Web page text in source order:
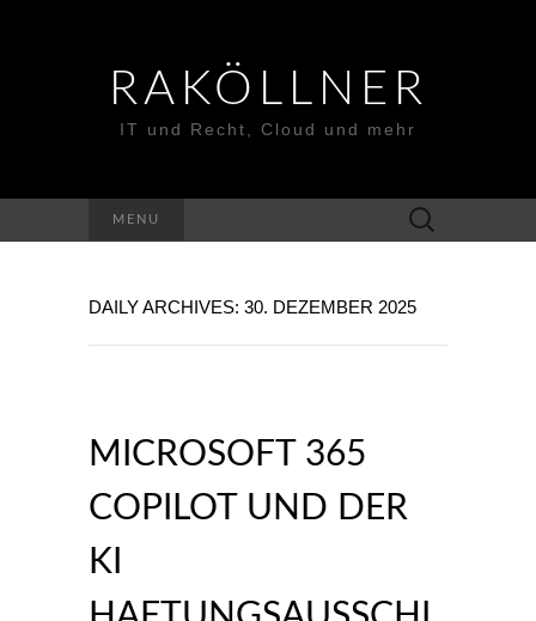
RAKÖLLNER
IT und Recht, Cloud und mehr
MENU
Suchen
nach:
DAILY ARCHIVES: 30. DEZEMBER 2025
MICROSOFT 365
COPILOT UND DER
KI